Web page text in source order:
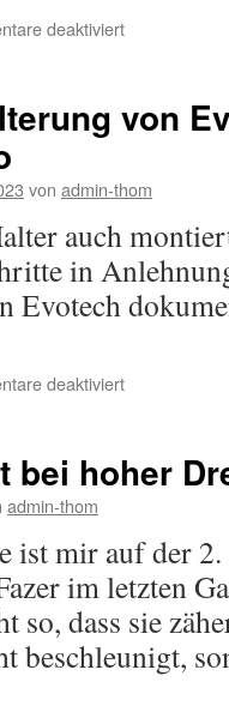
deaktiviertfür
dem
Tiger
anzeigen
von
von admin-thom
auch
in
Evotech
deaktiviertfür
Evotech
Tiger
GT
Pro
bei hoher
admin-thom
ist mir auf der
im letzten
so, dass sie
beschleunigt,